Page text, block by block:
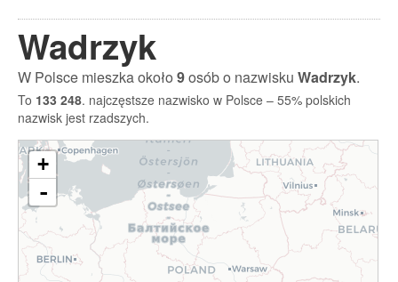
Wadrzyk
W Polsce mieszka około9osób o nazwisku Wadrzyk.
To 133 248. najczęstsze nazwisko w Polsce – 55% polskich
nazwisk jest rzadszych.
+
-